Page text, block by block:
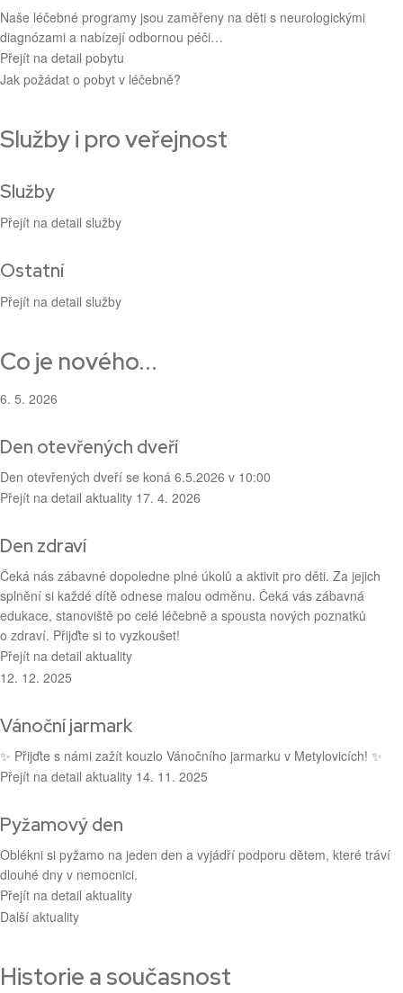
Naše léčebné programy jsou zaměřeny na děti s neurologickými
diagnózami a nabízejí odbornou péči…
Přejít na detail pobytu
Jak požádat o pobyt v léčebně?
Služby i pro veřejnost
Služby
Přejít na detail služby
Ostatní
Přejít na detail služby
Co je nového...
6. 5. 2026
Den otevřených dveří
Den otevřených dveří se koná 6.5.2026 v 10:00
Přejít na detail aktuality 17. 4. 2026
Den zdraví
Čeká nás zábavné dopoledne plné úkolů a aktivit pro děti. Za jejich
splnění si každé dítě odnese malou odměnu. Čeká vás zábavná
edukace, stanoviště po celé léčebně a spousta nových poznatků
o zdraví. Přijďte si to vyzkoušet!
Přejít na detail aktuality
12. 12. 2025
Vánoční jarmark
✨ Přijďte s námi zažít kouzlo Vánočního jarmarku v Metylovicích! ✨
Přejít na detail aktuality 14. 11. 2025
Pyžamový den
Oblékni si pyžamo na jeden den a vyjádří podporu dětem, které tráví
dlouhé dny v nemocnici.
Přejít na detail aktuality
Další aktuality
Historie a současnost